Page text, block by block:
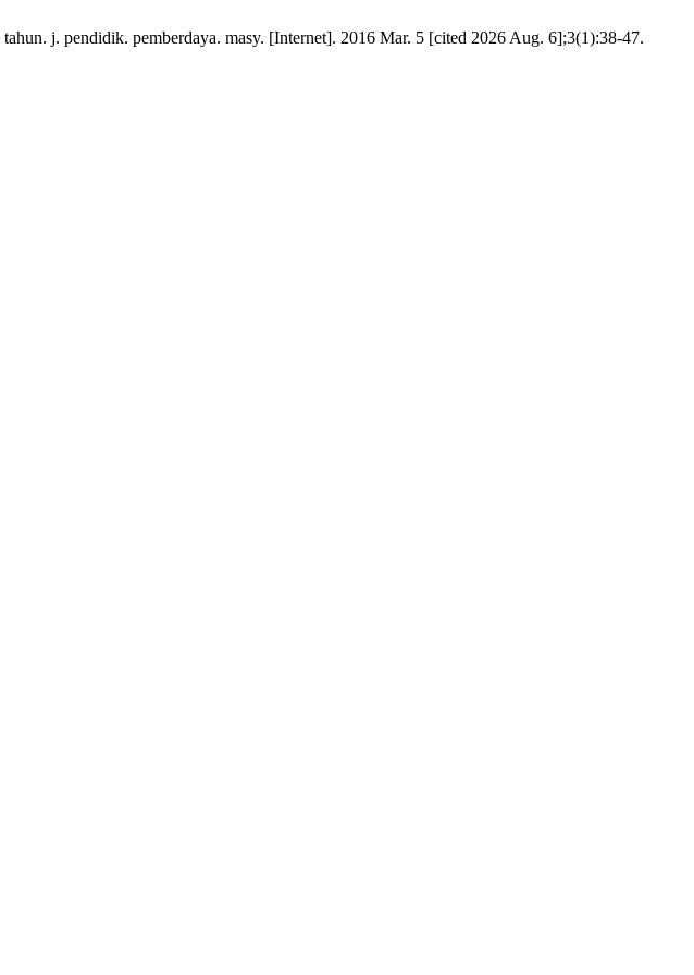
j. pendidik. pemberdaya. masy. [Internet]. 2016 Mar. 5 [cited 2026 Aug. 6];3(1):38-47.